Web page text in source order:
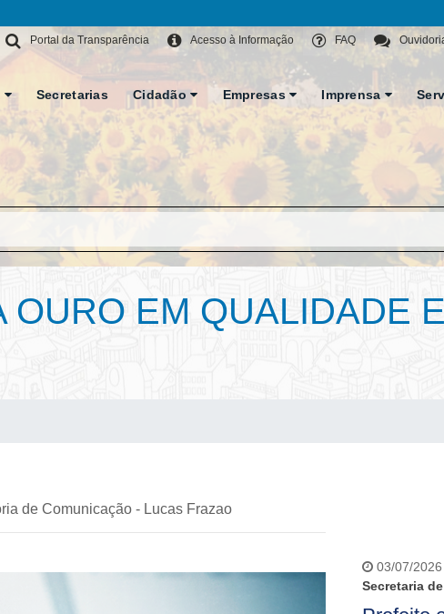
FAQ
Acesso à Informação
Portal da Transparência
Secretarias Cidadão Empresas Imprensa
OURO EM QUALIDADE
de Comunicação - Lucas Frazao
03/07/
Secretaria